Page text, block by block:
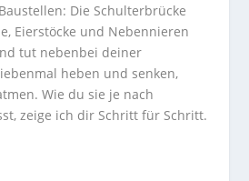
Die Schulterbrücke
Eierstöcke und Nebennieren
tut nebenbei deiner
heben und senken,
Wie du sie je nach
zeige ich dir Schritt für Schritt.